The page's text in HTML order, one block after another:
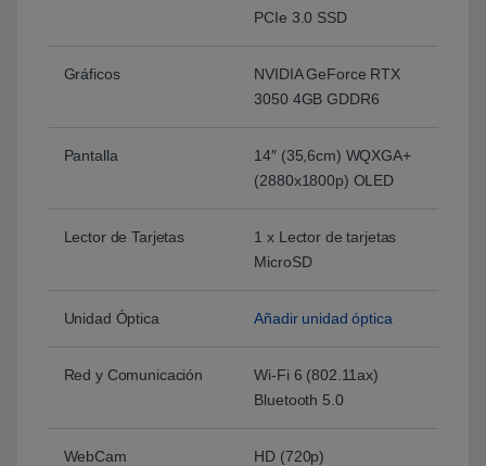
PCIe 3.0 SSD
Gráficos
NVIDIA GeForce RTX
3050 4GB GDDR6
Pantalla
14″ (35,6cm) WQXGA+
(2880x1800p) OLED
Lector de Tarjetas
1 x Lector de tarjetas
MicroSD
Unidad Óptica Añadir unidad óptica
Red y Comunicación
Wi-Fi 6 (802.11ax)
Bluetooth 5.0
WebCam HD (720p)